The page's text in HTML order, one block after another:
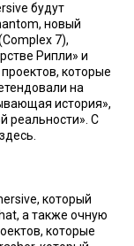
будут
новый
7),
Рипли» и
которые
на
история»,
реальности». С
который
а также очную
которые